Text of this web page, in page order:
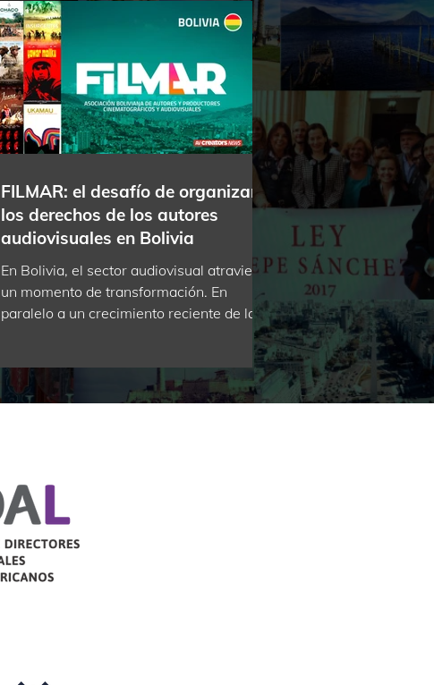
FILMAR: el desafío de organizar
los derechos de los autores
audiovisuales en Bolivia
En Bolivia, el sector audiovisual atraviesa
un momento de transformación. En
paralelo a un crecimiento reciente de la
producción cinematográfica, los propios
realizadores impulsan la construcción de
una estructura que permita defender y
administrar sus derechos de autor. En ese
organizar la recaudación y distribución de
derechos para directores, guionistas y
productore